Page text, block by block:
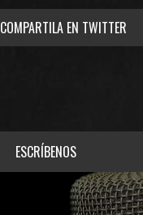
COMPARTILA EN TWITTER
ESCRÍBENOS